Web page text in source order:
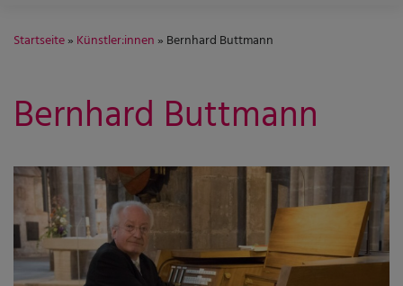
Startseite Künstler:innen Bernhard Buttmann
Bernhard Buttmann